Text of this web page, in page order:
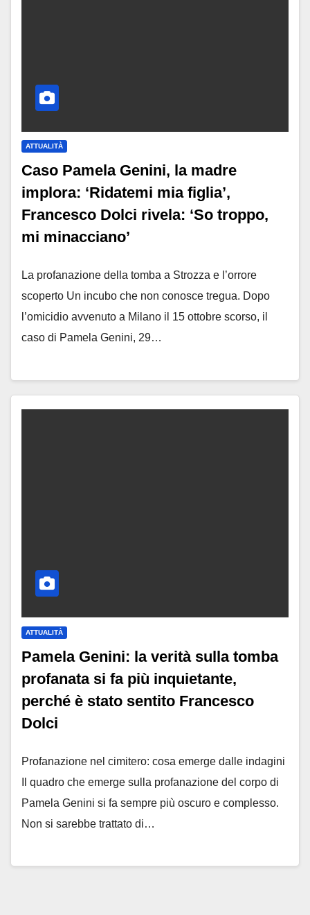
ATTUALITÀ
Caso Pamela Genini, la madre
implora: ‘Ridatemi mia figlia’,
Francesco Dolci rivela: ‘So troppo,
mi minacciano’
La profanazione della tomba a Strozza e l’orrore
scoperto Un incubo che non conosce tregua. Dopo
l’omicidio avvenuto a Milano il 15 ottobre scorso, il
caso di Pamela Genini, 29…
ATTUALITÀ
Pamela Genini: la verità sulla tomba
profanata si fa più inquietante,
perché è stato sentito Francesco
Dolci
Profanazione nel cimitero: cosa emerge dalle indagini
Il quadro che emerge sulla profanazione del corpo di
Pamela Genini si fa sempre più oscuro e complesso.
Non si sarebbe trattato di…